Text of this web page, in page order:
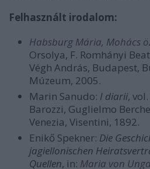
Felhasznált irodalom:
Habsburg Mária, Mohács
Orsolya, F. Romhányi
Végh András, Budapest,
Múzeum, 2005.
Marin Sanudo: I diarii,
Barozzi, Guglielmo
Venezia, Visentini, 1892.
Enikő Spekner: Die
jagiellonischen
Quellen, in: Maria von